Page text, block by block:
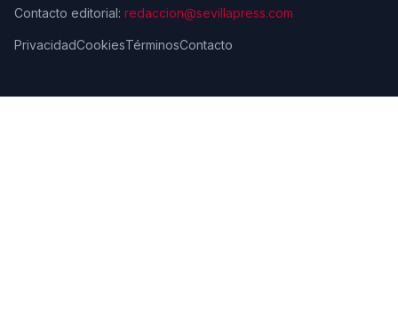
Contacto editorial: redaccion@sevillapress.com
PrivacidadCookiesTérminosContacto